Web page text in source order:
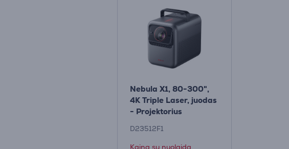
Nebula X1, 80-300",
4K Triple Laser, juodas
- Projektorius
D23512F1
Kaina su nuolaida